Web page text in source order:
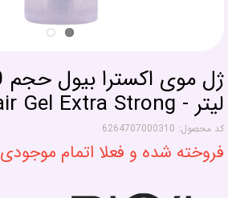
لیتر - BIO'L Hair Gel Extra Strong
کد محصول: 6264707000310
فروخته شده و فعلا اتمام موجودی